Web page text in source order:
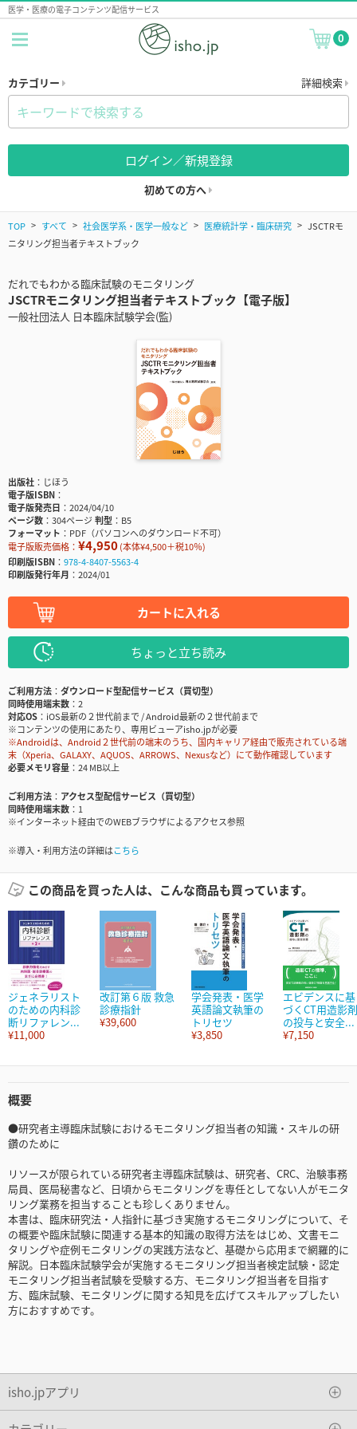
医学・医療の電子コンテンツ配信サービス
0
カテゴリー 詳細検索
ログイン／新規登録
初めての方へ
TOP すべて 社会医学系・医学一般など 医療統計学・臨床研究
JSCTRモ
ニタリング担当者テキストブック
だれでもわかる臨床試験のモニタリング
JSCTRモニタリング担当者テキストブック【電子版】
一般社団法人 日本臨床試験学会(監)
出版社
じほう
電子版ISBN
電子版発売日
2024/04/10
ページ数
304ページ判型
B5
フォーマット
PDF（パソコンへのダウンロード不可）
電子版販売価格： ¥4,950(本体¥4,500＋税10％)
印刷版ISBN
978-4-8407-5563-4
印刷版発行年月
2024/01
カートに入れる
ちょっと立ち読み
ご利用方法
ダウンロード型配信サービス（買切型）
同時使用端末数
2
対応OS
iOS最新の２世代前まで / Android最新の２世代前まで
※コンテンツの使用にあたり、専用ビューアisho.jpが必要
※Androidは、Android２世代前の端末のうち、国内キャリア経由で販売されている端
末（Xperia、GALAXY、AQUOS、ARROWS、Nexusなど）にて動作確認しています
必要メモリ容量
24 MB以上
ご利用方法
アクセス型配信サービス（買切型）
同時使用端末数
1
※インターネット経由でのWEBブラウザによるアクセス参照
※導入・利用方法の詳細はこちら
この商品を買った人は、こんな商品も買っています。
ジェネラリスト
のための内科診
断リファレン...
¥11,000
改訂第６版 救急
診療指針
¥39,600
学会発表・医学
英語論文執筆の
トリセツ
¥3,850
エビデンスに基
づくCT用造影剤
の投与と安全...
¥7,150
概要
●研究者主導臨床試験におけるモニタリング担当者の知識・スキルの研
鑽のために
リソースが限られている研究者主導臨床試験は、研究者、CRC、治験事務
局員、医局秘書など、日頃からモニタリングを専任としてない人がモニタ
リング業務を担当することも珍しくありません。
本書は、臨床研究法・人指針に基づき実施するモニタリングについて、そ
の概要や臨床試験に関連する基本的知識の取得方法をはじめ、文書モニ
タリングや症例モニタリングの実践方法など、基礎から応用まで網羅的に
解説。日本臨床試験学会が実施するモニタリング担当者検定試験・認定
モニタリング担当者試験を受験する方、モニタリング担当者を目指す
方、臨床試験、モニタリングに関する知見を広げてスキルアップしたい
方におすすめです。
isho.jpアプリ